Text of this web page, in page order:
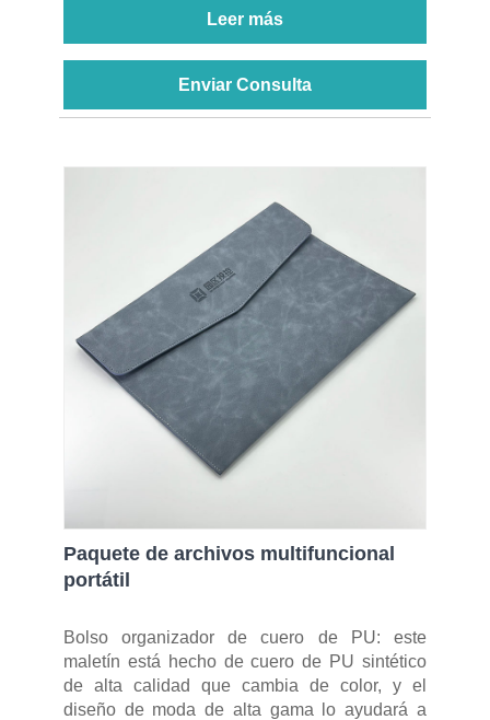
Leer más
Enviar Consulta
Paquete de archivos multifuncional
portátil
Bolso organizador de cuero de PU: este
maletín está hecho de cuero de PU sintético
de alta calidad que cambia de color, y el
diseño de moda de alta gama lo ayudará a